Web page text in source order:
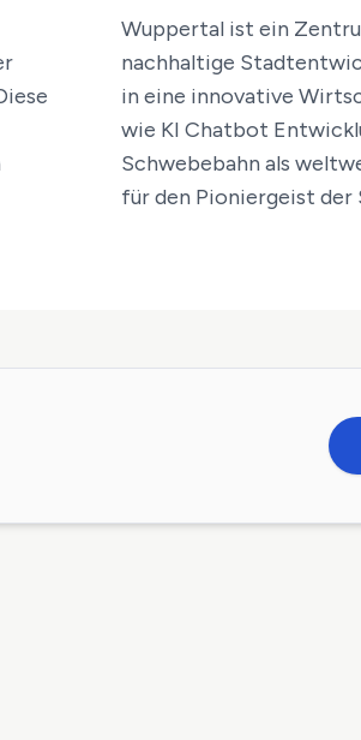
Wuppertal ist ein
nachhaltige
in eine innovative
wie KI Chatbot
Schwebebahn als
für den Pioniergeist der